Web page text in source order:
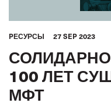
PЕСУРСЫ 27 SEP 2023
100 ЛЕТ
МФТ